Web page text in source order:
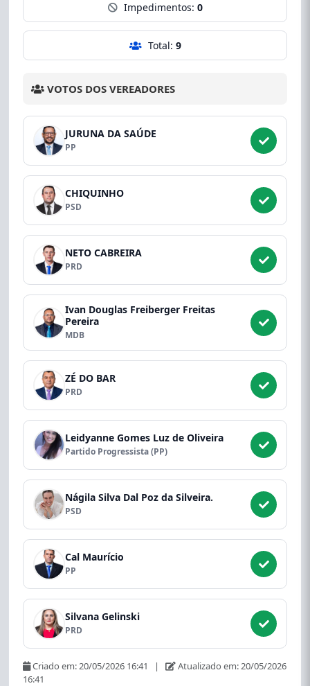
Impedimentos: 0
Total: 9
VOTOS DOS VEREADORES
JURUNA DA SAÚDE
PP
CHIQUINHO
PSD
NETO CABREIRA
PRD
Ivan Douglas Freiberger Freitas
Pereira
MDB
ZÉ DO BAR
PRD
Leidyanne Gomes Luz de Oliveira
Partido Progressista (PP)
Nágila Silva Dal Poz da Silveira.
PSD
Cal Maurício
PP
Silvana Gelinski
PRD
Criado em: 20/05/2026 16:41 |
Atualizado em: 20/05/2026
16:41